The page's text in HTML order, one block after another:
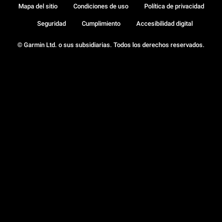
© Garmin Ltd. o sus subsidiarias. Todos los derechos reservados.
Mapa del sitio Condiciones de uso Política de privacidad
Seguridad Cumplimiento Accesibilidad digital